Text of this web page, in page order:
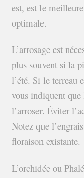
est, est le
optimale.
L’arrosage est
plus souvent si la
l’été. Si le terreau
vous indiquent
l’arroser. Éviter
Notez que
floraison existante.
L’orchidée ou